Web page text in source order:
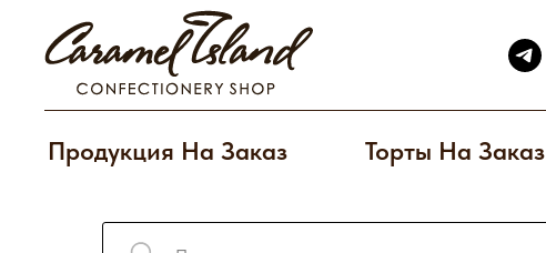
Продукция На Заказ Торты На Заказ